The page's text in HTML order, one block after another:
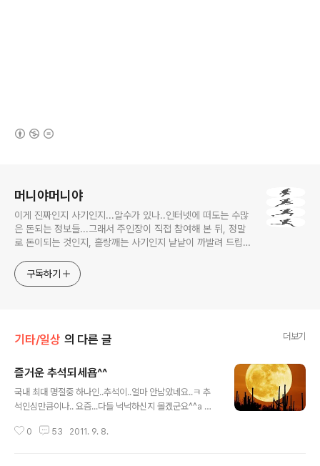
머니야머니야
이게 진짜인지 사기인지...알수가 있나..인터넷에 떠도는 수많
은 돈되는 정보들...그래서 주인장이 직접 참여해 본 뒤, 정말
로 돈이되는 것인지, 홀랑깨는 사기인지 낱낱이 까발려 드립니
야~구독하기
기타/일상 의 다른 글 더보기
즐거운 추석되세욥^^
국내 최대 명절중 하나인..추석이..얼마 안남았네요..ㅋ 추
석인심만큼이나.. 요즘...다들 넉넉하신지 몰겠군요^^a 이
이치이니 만큼.. 환한~~ 가슴으로~~ 좋은분들 가득 담고
0 53 2011. 9. 8.